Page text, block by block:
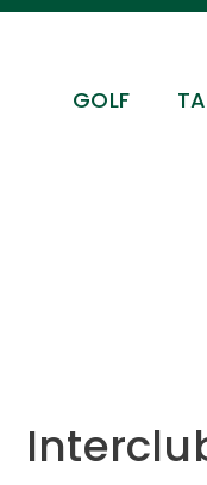
GOLF